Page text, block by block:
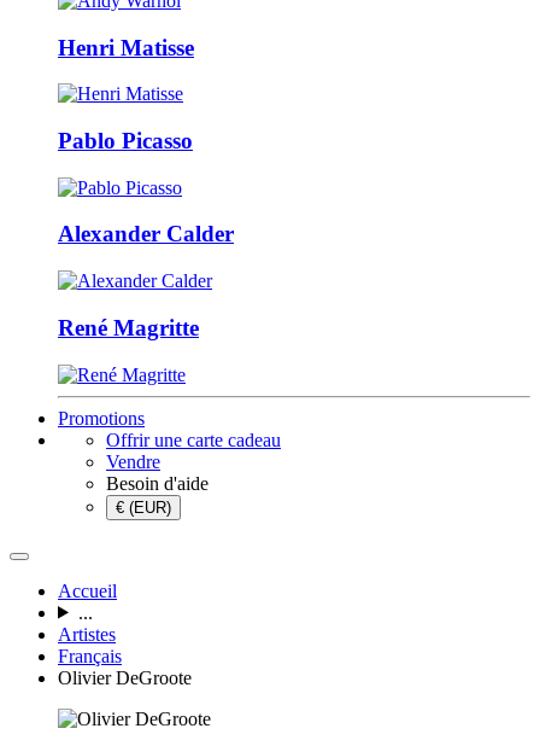
Henri Matisse
Pablo Picasso
Alexander Calder
René Magritte
Promotions
Offrir une carte cadeau
Vendre
Besoin d'aide
€ (EUR)
Accueil
...
Artistes
Français
Olivier DeGroote